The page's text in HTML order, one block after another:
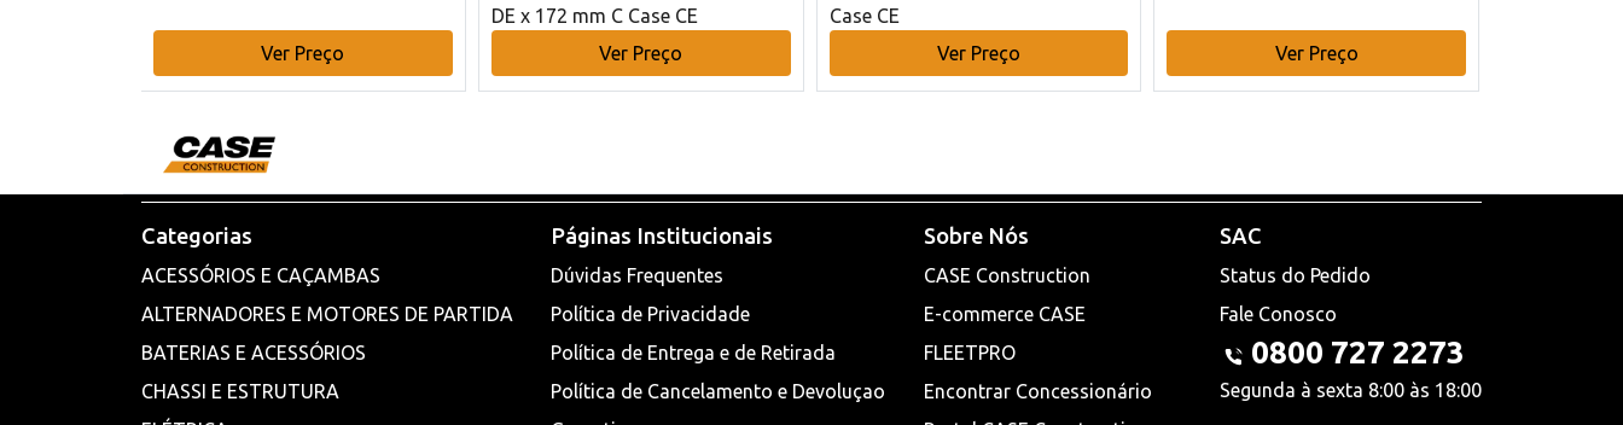
Ver Preço
DE x 172 mm C Case CE
Ver Preço
Case CE
Ver Preço
Ver Preço
Categorias
ACESSÓRIOS E CAÇAMBAS
ALTERNADORES E MOTORES DE PARTIDA
BATERIAS E ACESSÓRIOS
CHASSI E ESTRUTURA
Páginas Institucionais
Dúvidas Frequentes
Política de Privacidade
Política de Entrega e de Retirada
Política de Cancelamento e Devoluçao
Sobre Nós
CASE Construction
E-commerce CASE
FLEETPRO
Encontrar Concessionário
SAC
Status do Pedido
Fale Conosco
0800 727 2273
Segunda à sexta 8:00 às 18:00